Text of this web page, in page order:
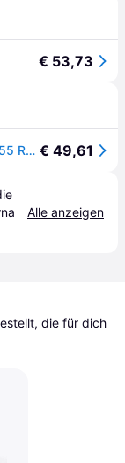
€ 53,73
Nankang NK All Season Plus N-607+ ( 175/55 R15 77H ) € 49,61
Alle anzeigen
die für dich